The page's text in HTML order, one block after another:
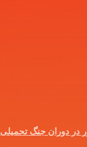
در دوران جنگ تحمیلی